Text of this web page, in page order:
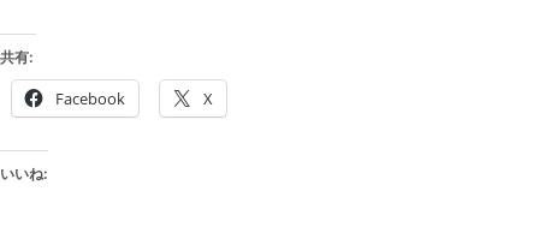
共有:
Facebook X
いいね: